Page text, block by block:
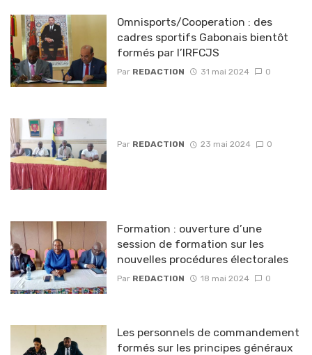
Omnisports/Cooperation : des
cadres sportifs Gabonais bientôt
formés par l’IRFCJS
Par REDACTION 31 mai 2024 0
Par REDACTION 23 mai 2024 0
Formation : ouverture d’une
session de formation sur les
nouvelles procédures électorales
Par REDACTION 18 mai 2024 0
Les personnels de commandement
formés sur les principes généraux